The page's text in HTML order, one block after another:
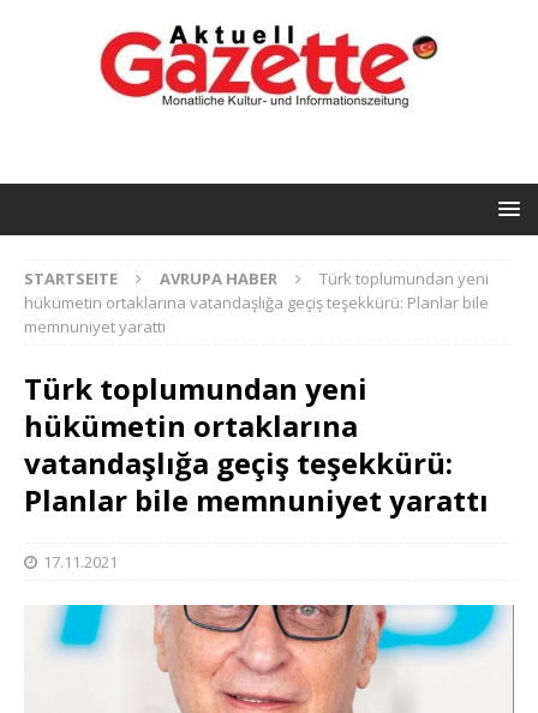
STARTSEITE AVRUPA HABER
Türk toplumundan yeni
hükümetin ortaklarına vatandaşlığa geçiş teşekkürü: Planlar bile
memnuniyet yarattı
Türk toplumundan yeni
hükümetin ortaklarına
vatandaşlığa geçiş teşekkürü:
Planlar bile memnuniyet yarattı
17.11.2021